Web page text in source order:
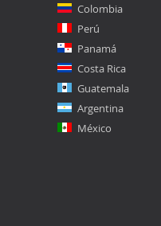
Colombia
Perú
Panamá
Costa Rica
Guatemala
Argentina
México